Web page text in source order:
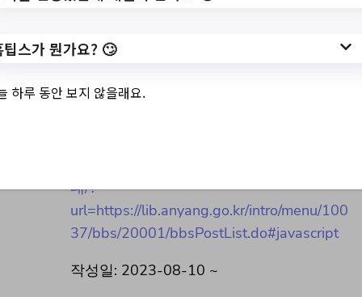
✅ 지원 소식 상세 보기 ▼
내/?
url=https://lib.anyang.go.kr/intro/menu/100
37/bbs/20001/bbsPostList.do#javascript
작성일: 2023-08-10 ~
팁스가 뭔가요? 🙄
하루 동안 보지 않을래요.